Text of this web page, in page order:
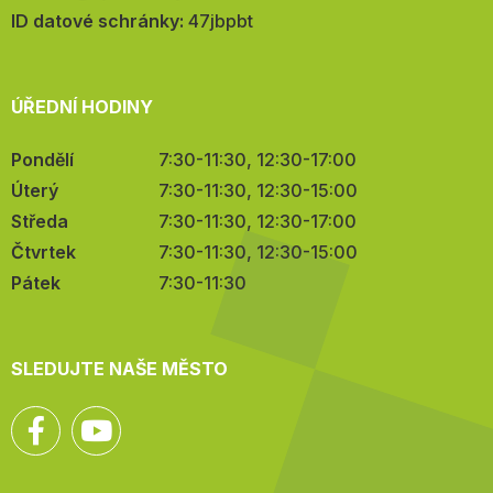
mail:
ID datové schránky: 47jbpbt
ÚŘEDNÍ HODINY
Pondělí
7:30-11:30, 12:30-17:00
Úterý
7:30-11:30, 12:30-15:00
Středa
7:30-11:30, 12:30-17:00
Čtvrtek
7:30-11:30, 12:30-15:00
Pátek
7:30-11:30
SLEDUJTE NAŠE MĚSTO
Facebook